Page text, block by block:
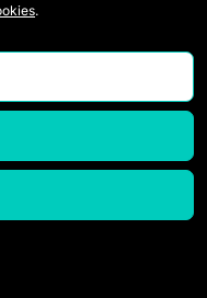
Presse
avec nous
.